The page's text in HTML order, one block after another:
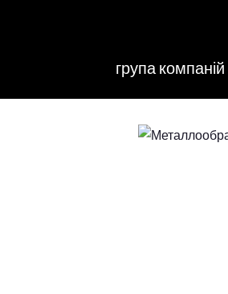
група компаній